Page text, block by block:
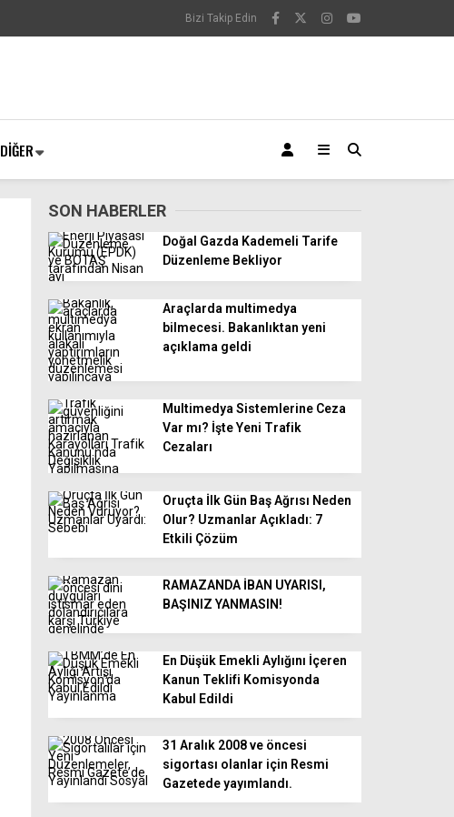
Bizi Takip Edin
DİĞER
SON HABERLER
Doğal Gazda Kademeli Tarife
Düzenleme Bekliyor
Araçlarda multimedya
bilmecesi. Bakanlıktan yeni
açıklama geldi
Multimedya Sistemlerine Ceza
Var mı? İşte Yeni Trafik
Cezaları
Oruçta İlk Gün Baş Ağrısı Neden
Olur? Uzmanlar Açıkladı: 7
Etkili Çözüm
RAMAZANDA İBAN UYARISI,
BAŞINIZ YANMASIN!
En Düşük Emekli Aylığını İçeren
Kanun Teklifi Komisyonda
Kabul Edildi
31 Aralık 2008 ve öncesi
sigortası olanlar için Resmi
Gazetede yayımlandı.